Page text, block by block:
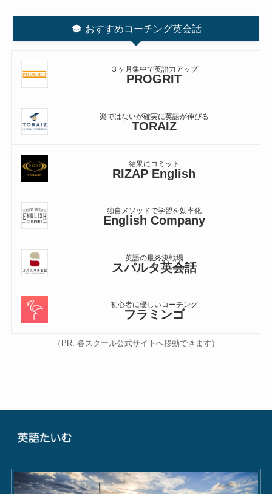
おすすめコーチング英会話
３ヶ月集中で英語力アップ
PROGRIT
楽ではないが確実に英語が伸びる
TORAIZ
結果にコミット
RIZAP English
独自メソッドで学習を効率化
English Company
英語の最終決戦場
スパルタ英会話
初心者に優しいコーチング
フラミンゴ
（PR: 各スクール公式サイトへ移動できます）